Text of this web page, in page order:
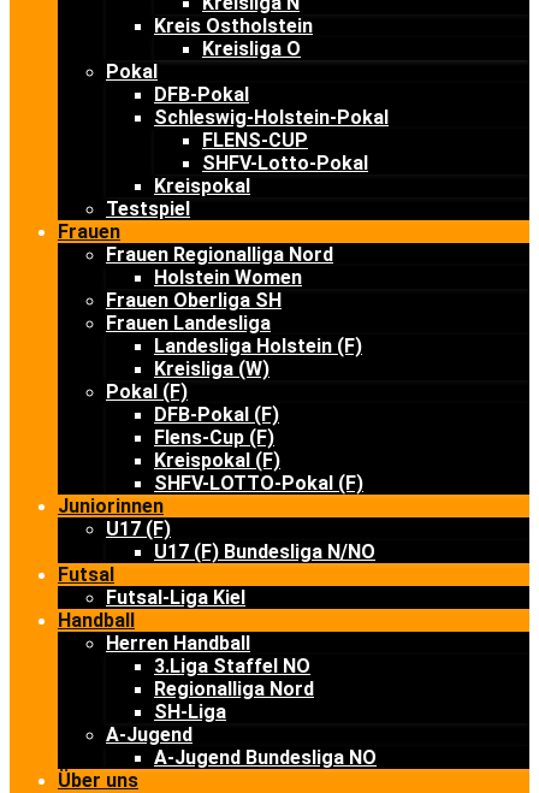
Kreis Ostholstein
Kreisliga O
Pokal
DFB-Pokal
Schleswig-Holstein-Pokal
FLENS-CUP
SHFV-Lotto-Pokal
Kreispokal
Testspiel
Frauen
Frauen Regionalliga Nord
Holstein Women
Frauen Oberliga SH
Frauen Landesliga
Landesliga Holstein (F)
Kreisliga (W)
Pokal (F)
DFB-Pokal (F)
Flens-Cup (F)
Kreispokal (F)
SHFV-LOTTO-Pokal (F)
Juniorinnen
U17 (F)
U17 (F) Bundesliga N/NO
Futsal
Futsal-Liga Kiel
Handball
Herren Handball
3.Liga Staffel NO
Regionalliga Nord
SH-Liga
A-Jugend
A-Jugend Bundesliga NO
Über uns